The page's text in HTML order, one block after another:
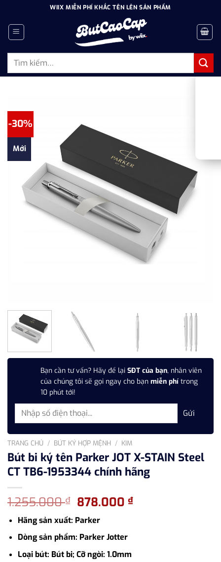
dung
WIIX MIỄN PHÍ KHẮC TÊN LÊN SẢN PHẨM
Tìm
-30%
Mới
Bạn cần tư vấn? Hãy để lại SĐT của bạn, nhân viên
của chúng tôi sẽ gọi ngay cho bạn miễn phí trong
10 phút tới!
TRANG CHỦ / BÚT KÝ HỢP MỆNH / KIM
Bút bi ký tên Parker JOT X-STAIN Steel
CT TB6-1953344 chính hãng
1.255.000₫ Giá
gốc
là:
1.255.000 ₫.
878.000₫Giá
Hãng sản xuất: Parker
Dòng sản phẩm: Parker Jotter
Loại bút: Bút bi; Cỡ ngòi: 1.0mm